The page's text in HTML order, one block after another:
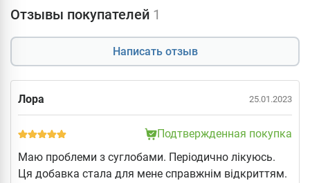
Отзывы покупателей 1
Написать отзыв
Лора 25.01.2023
Подтвержденная покупка
Маю проблеми з суглобами. Періодично лікуюсь.
Ця добавка стала для мене справжнім відкриттям.